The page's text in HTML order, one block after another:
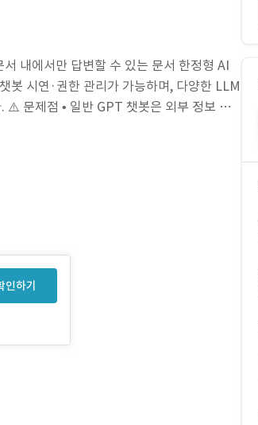
내에서만 답변할 수 있는 문서 한정형 AI
봇 시연·권한 관리가 가능하며, 다양한 LLM
문제점 • 일반 GPT 챗봇은 외부 정보 혼
인하기